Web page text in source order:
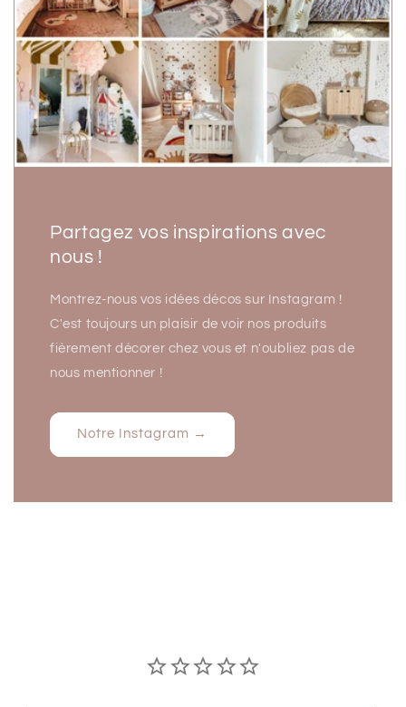
Partagez vos inspirations avec
nous !
Montrez-nous vos idées décos sur Instagram !
C'est toujours un plaisir de voir nos produits
fièrement décorer chez vous et n'oubliez pas de
nous mentionner !
Notre Instagram →